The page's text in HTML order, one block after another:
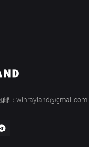
邮：winrayland@gmail.com